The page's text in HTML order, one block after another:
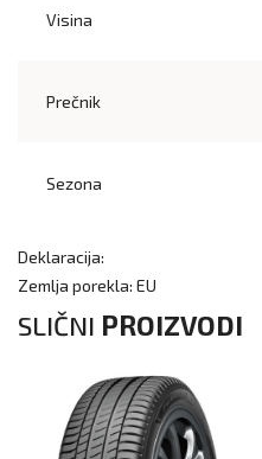
Visina
Prečnik
Sezona
Deklaracija:
Zemlja porekla: EU
SLIČNI PROIZVODI